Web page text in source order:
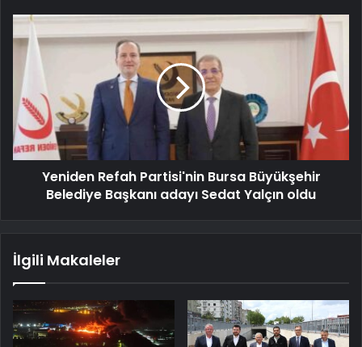
Yeniden Refah Partisi'nin Bursa Büyükşehir
Belediye Başkanı adayı Sedat Yalçın oldu
İlgili Makaleler